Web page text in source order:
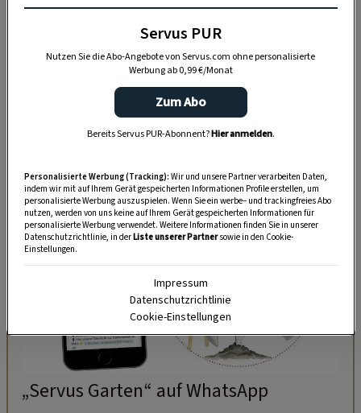
blieb.
händisch in Form gebracht, aber nicht gebügelt
wird, eignen sich alle Arten von Stärke –
Hauptsache hochkonzentriert, damit die zarten
Körbe Standfestigkeit bekommen.
„Servus Garten“ auf WhatsApp
Servus PUR
Nutzen Sie die Abo-Angebote von Servus.com ohne personalisierte
Werbung ab 0,99 €/Monat
Zum Abo
Bereits Servus PUR-Abonnent?Hier anmelden.
Personalisierte Werbung (Tracking): Wir und unsere Partner verarbeiten Daten,
indem wir mit auf Ihrem Gerät gespeicherten Informationen Profile erstellen, um
personalisierte Werbung auszuspielen. Wenn Sie ein werbe– und trackingfreies Abo
nutzen, werden von uns keine auf Ihrem Gerät gespeicherten Informationen für
personalisierte Werbung verwendet. Weitere Informationen finden Sie in unserer
Datenschutzrichtlinie, in derListe unserer Partnersowie in den Cookie-
Einstellungen.
Impressum
Datenschutzrichtlinie
Cookie-Einstellungen